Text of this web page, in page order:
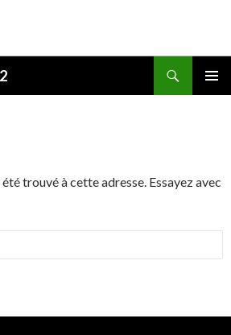
trouvé à cette adresse. Essayez avec